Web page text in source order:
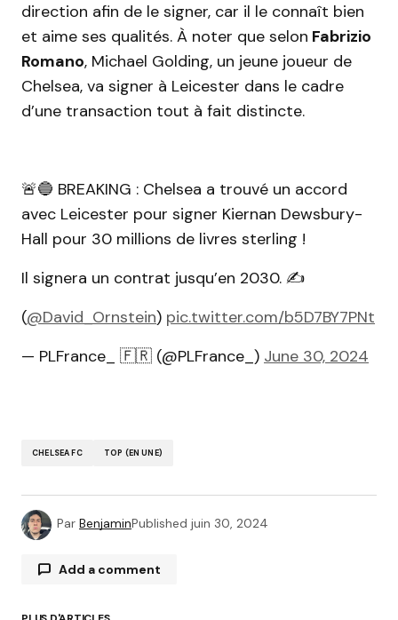
direction afin de le signer, car il le connaît bien
et aime ses qualités. À noter que selon Fabrizio
Romano, Michael Golding, un jeune joueur de
Chelsea, va signer à Leicester dans le cadre
d’une transaction tout à fait distincte.
🚨🔵 BREAKING : Chelsea a trouvé un accord
avec Leicester pour signer Kiernan Dewsbury-
Hall pour 30 millions de livres sterling !
Il signera un contrat jusqu’en 2030. ✍️
(@David_Ornstein) pic.twitter.com/b5D7BY7PNt
— PLFrance_ 🇫🇷 (@PLFrance_) June 30, 2024
CHELSEA FC TOP (EN UNE)
Par BenjaminPublished juin 30, 2024
Add a comment